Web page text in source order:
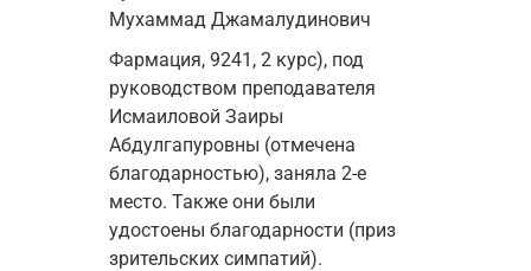
Мухаммад Джамалудинович
Фармация, 9241, 2 курс), под
руководством преподавателя
Исмаиловой Заиры
Абдулгапуровны (отмечена
благодарностью), заняла 2-е
место. Также они были
удостоены благодарности (приз
зрительских симпатий).